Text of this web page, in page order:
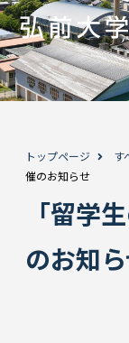
トップページ す
催のお知らせ
「留学
のお知